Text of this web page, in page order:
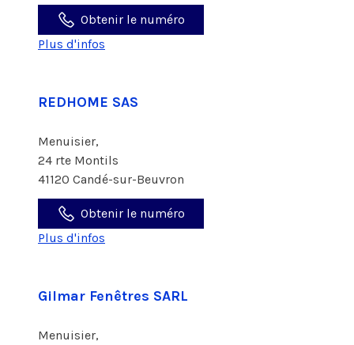
Obtenir le numéro
Plus d'infos
REDHOME SAS
Menuisier,
24 rte Montils
41120 Candé-sur-Beuvron
Obtenir le numéro
Plus d'infos
Gilmar Fenêtres SARL
Menuisier,